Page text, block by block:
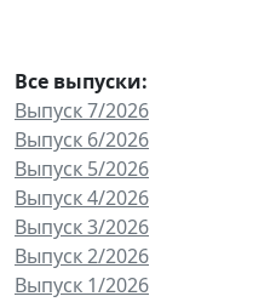
Все выпуски:
Выпуск 7/2026
Выпуск 6/2026
Выпуск 5/2026
Выпуск 4/2026
Выпуск 3/2026
Выпуск 2/2026
Выпуск 1/2026